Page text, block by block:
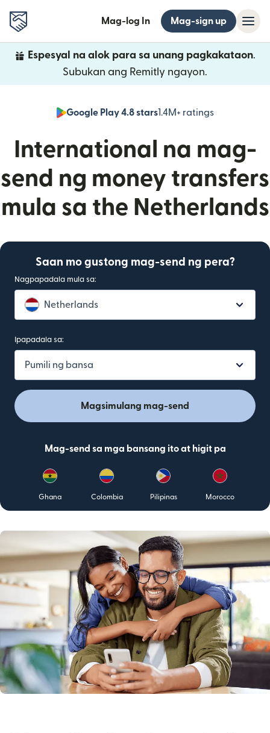
Mag-log In Mag-sign up
Espesyal na alok para sa unang pagkakataon.
Subukan ang Remitly ngayon.
Google Play 4.8 stars1.4M+ ratings
(bubukas
International na mag-
send ng money transfers
mula sa the Netherlands
Saan mo gustong mag-send ng pera?
Nagpapadala mula sa:
Netherlands
Ipapadala sa:
Pumili ng bansa
Magsimulang mag-send
Mag-send sa mga bansang ito at higit pa
Ghana Colombia Pilipinas Morocco